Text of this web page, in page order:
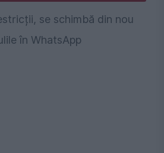
se schimbă din nou
în WhatsApp